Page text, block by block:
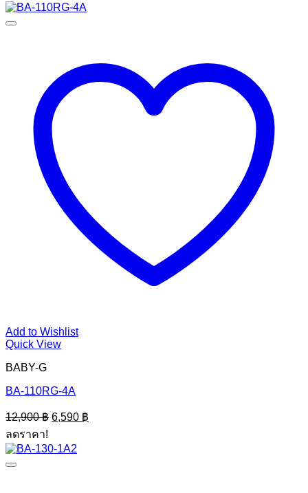
12,900 ฿.
Add to Wishlist
Quick View
BABY-G
BA-110RG-4A
12,900฿ Original
price
12,900 ฿.
6,590 ฿
price
ลดราคา!